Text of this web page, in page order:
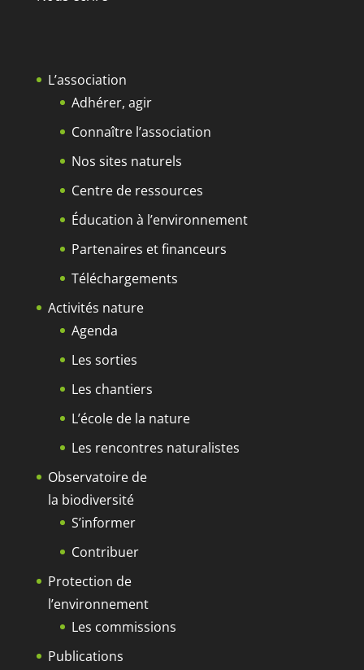
L’association
Adhérer, agir
Connaître l’association
Nos sites naturels
Centre de ressources
Éducation à l’environnement
Partenaires et financeurs
Téléchargements
Activités nature
Agenda
Les sorties
Les chantiers
L’école de la nature
Les rencontres naturalistes
Observatoire de
la biodiversité
S’informer
Contribuer
Protection de
l’environnement
Les commissions
Publications